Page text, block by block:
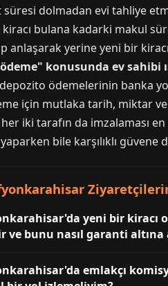
dolmadan evi tahliye
bulana kadarki makul
anlaşarak yerine yeni bir kiracı
konusunda ev sahibi
ödemelerinin banka
için mutlaka tarih, miktar ve
iki tarafın da imzalaması
bile karşılıklı
yeni bir kiracı
ve bunu nasıl garanti
emlakçı